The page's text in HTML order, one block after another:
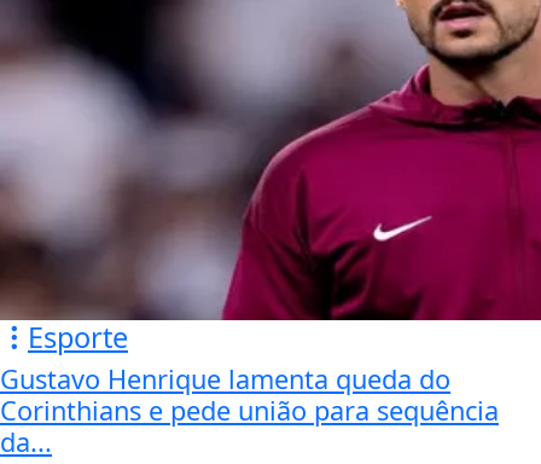
Esporte
Gustavo Henrique lamenta queda do
Corinthians e pede união para sequência
da...